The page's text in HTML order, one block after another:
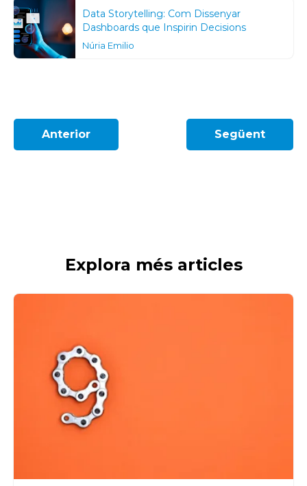
Data Storytelling: Com Dissenyar
Dashboards que Inspirin Decisions
Núria Emilio
Anterior Següent
Explora més articles